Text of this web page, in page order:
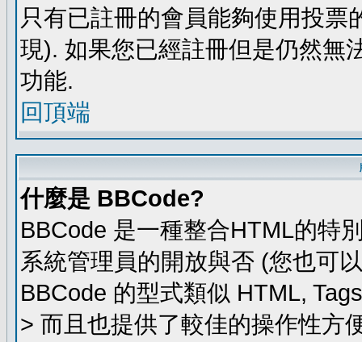
只有已註冊的會員能夠使用投
現). 如果您已經註冊但是仍然無
功能.
回頂端
什麼是 BBCode?
BBCode 是一種整合HTML的特
系統管理員的開放與否 (您也可
BBCode 的型式類似 HTML,
> 而且也提供了較佳的操作性方